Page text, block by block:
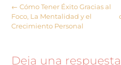
← Cómo Tener Éxito Gracias al
Foco, La Mentalidad y el
Crecimiento Personal
Deja una respuesta